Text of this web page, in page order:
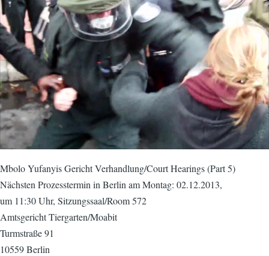
Mbolo Yufanyis Gericht Verhandlung/Court Hearings (Part 5)
Nächsten Prozesstermin in Berlin am Montag: 02.12.2013,
um 11:30 Uhr, Sitzungssaal/Room 572
Amtsgericht Tiergarten/Moabit
Turmstraße 91
10559 Berlin